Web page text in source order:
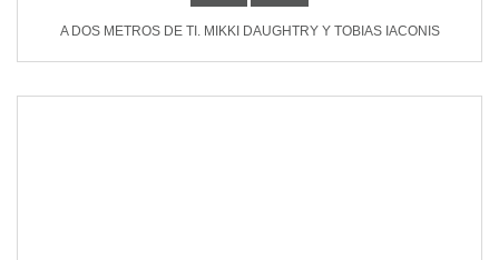
A DOS METROS DE TI. MIKKI DAUGHTRY Y TOBIAS IACONIS